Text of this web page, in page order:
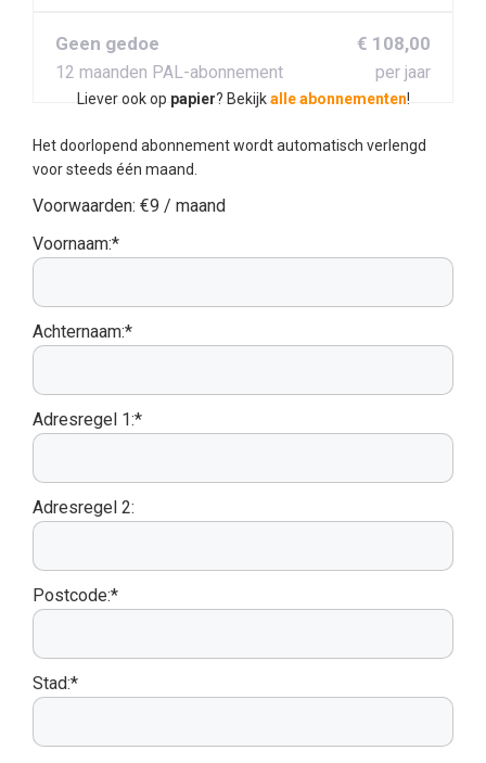
Geen gedoe
12 maanden PAL-abonnement
€ 108,00
per jaar
Liever ook op papier? Bekijkalle abonnementen!
Het doorlopend abonnement wordt automatisch verlengd
voor steeds één maand.
Voorwaarden: €9 / maand
Voornaam:*
Achternaam:*
Adresregel 1:*
Adresregel 2:
Postcode:*
Stad:*